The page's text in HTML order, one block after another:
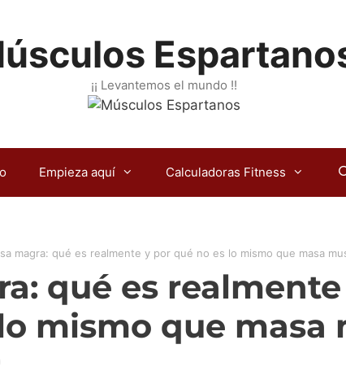
¡¡ Levantemos el mundo !!
Empieza aquí Calculadoras Fitness
magra: qué es realmente y por qué no es lo mismo que masa
qué es
mismo que masa